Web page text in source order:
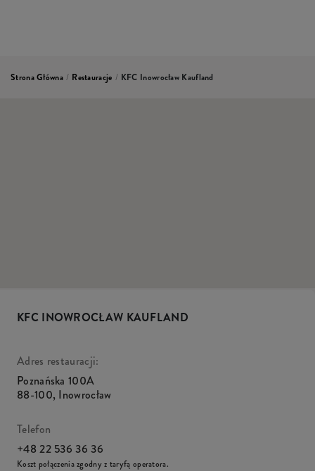
Strona Główna / Restauracje / KFC Inowrocław Kaufland
KFC INOWROCŁAW KAUFLAND
Adres restauracji:
Poznańska 100A
88-100, Inowrocław
Telefon
+48 22 536 36 36
Koszt połączenia zgodny z taryfą operatora.